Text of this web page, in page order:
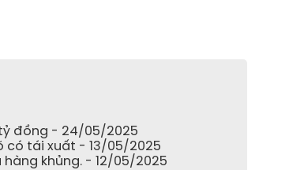
tỷ đồng - 24/05/2025
có tái xuất - 13/05/2025
hàng khủng. - 12/05/2025